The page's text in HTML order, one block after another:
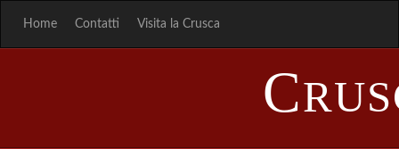
Home Contatti Visita la Crusca
C